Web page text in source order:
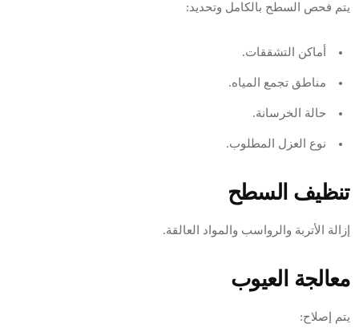
يتم فحص السطح بالكامل وتحديد:
أماكن التشققات.
مناطق تجمع المياه.
حالة الخرسانة.
نوع العزل المطلوب.
تنظيف السطح
إزالة الأتربة والرواسب والمواد العالقة.
معالجة العيوب
يتم إصلاح: